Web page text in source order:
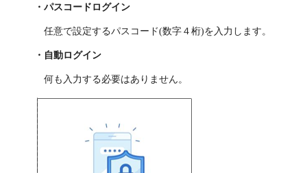
・パスコードログイン
任意で設定するパスコード(数字４桁)を入力します。
・自動ログイン
何も入力する必要はありません。